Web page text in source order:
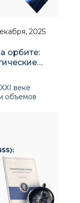
2025
орбите:
веке
объемов
развитие